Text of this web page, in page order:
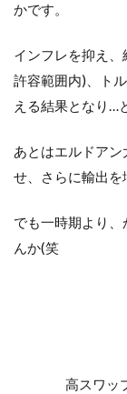
かです。
インフレを抑え
許容範囲内)、ト
える結果となり…
あとはエルドア
せ、さらに輸出を
でも一時期より
んか(笑
高スワッ